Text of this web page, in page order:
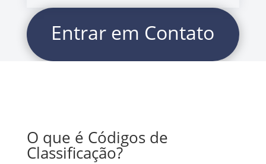
Entrar em Contato
O que é Códigos de
Classificação?